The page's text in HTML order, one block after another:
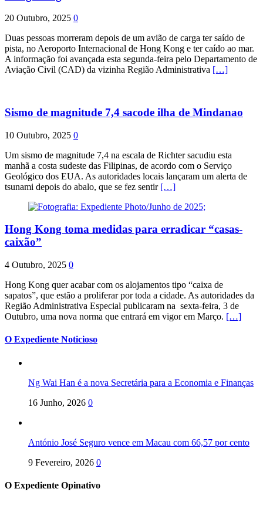
20 Outubro, 2025 0
Duas pessoas morreram depois de um avião de carga ter saído de
pista, no Aeroporto Internacional de Hong Kong e ter caído ao mar.
A informação foi avançada esta segunda-feira pelo Departamento de
Aviação Civil (CAD) da vizinha Região Administrativa […]
Sismo de magnitude 7,4 sacode ilha de Mindanao
10 Outubro, 2025 0
Um sismo de magnitude 7,4 na escala de Richter sacudiu esta
manhã a costa sudeste das Filipinas, de acordo com o Serviço
Geológico dos EUA. As autoridades locais lançaram um alerta de
tsunami depois do abalo, que se fez sentir […]
Hong Kong toma medidas para erradicar “casas-
caixão”
4 Outubro, 2025 0
Hong Kong quer acabar com os alojamentos tipo “caixa de
sapatos”, que estão a proliferar por toda a cidade. As autoridades da
Região Administrativa Especial publicaram na sexta-feira, 3 de
Outubro, uma nova norma que entrará em vigor em Março. […]
O Expediente Noticioso
Ng Wai Han é a nova Secretária para a Economia e Finanças
16 Junho, 2026 0
António José Seguro vence em Macau com 66,57 por cento
9 Fevereiro, 2026 0
O Expediente Opinativo